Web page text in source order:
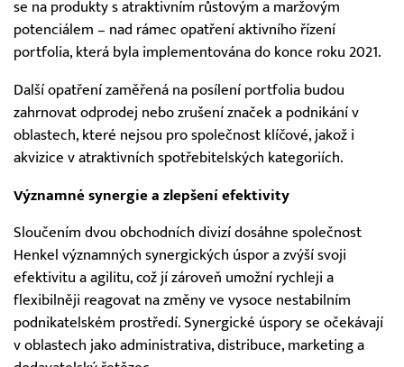
se na produkty s atraktivním růstovým a maržovým
potenciálem – nad rámec opatření aktivního řízení
portfolia, která byla implementována do konce roku 2021.
Další opatření zaměřená na posílení portfolia budou
zahrnovat odprodej nebo zrušení značek a podnikání v
oblastech, které nejsou pro společnost klíčové, jakož i
akvizice v atraktivních spotřebitelských kategoriích.
Významné synergie a zlepšení efektivity
Sloučením dvou obchodních divizí dosáhne společnost
Henkel významných synergických úspor a zvýší svoji
efektivitu a agilitu, což jí zároveň umožní rychleji a
flexibilněji reagovat na změny ve vysoce nestabilním
podnikatelském prostředí. Synergické úspory se očekávají
v oblastech jako administrativa, distribuce, marketing a